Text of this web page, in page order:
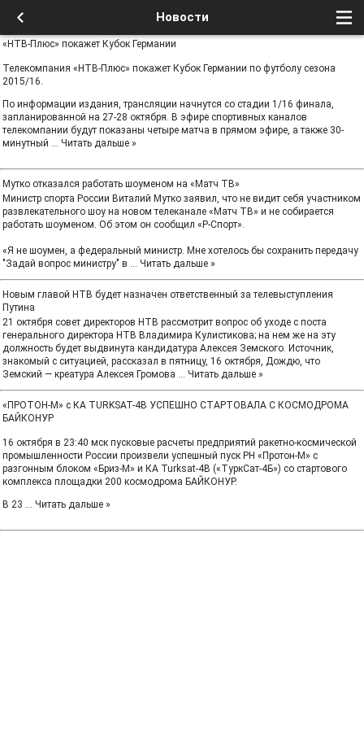
Новости
«НТВ-Плюс» покажет Кубок Германии
Телекомпания «НТВ-Плюс» покажет Кубок Германии по футболу сезона
2015/16.
По информации издания, трансляции начнутся со стадии 1/16 финала,
запланированной на 27-28 октября. В эфире спортивных каналов
телекомпании будут показаны четыре матча в прямом эфире, а также 30-
минутный ... Читать дальше »
Мутко отказался работать шоуменом на «Матч ТВ»
Министр спорта России Виталий Мутко заявил, что не видит себя участником
развлекательного шоу на новом телеканале «Матч ТВ» и не собирается
работать шоуменом. Об этом он сообщил «Р-Спорт».
«Я не шоумен, а федеральный министр. Мне хотелось бы сохранить передачу
"Задай вопрос министру" в ... Читать дальше »
Новым главой НТВ будет назначен ответственный за телевыступления
Путина
21 октября совет директоров НТВ рассмотрит вопрос об уходе с поста
генерального директора НТВ Владимира Кулистикова; на нем же на эту
должность будет выдвинута кандидатура Алексея Земского. Источник,
знакомый с ситуацией, рассказал в пятницу, 16 октября, Дождю, что
Земский — креатура Алексея Громова ... Читать дальше »
«ПРОТОН-М» с КА TURKSAT-4B УСПЕШНО СТАРТОВАЛА С КОСМОДРОМА
БАЙКОНУР
16 октября в 23:40 мск пусковые расчеты предприятий ракетно-космической
промышленности России произвели успешный пуск РН «Протон-М» с
разгонным блоком «Бриз-М» и КА Turksat-4B («ТуркСат-4Б») со стартового
комплекса площадки 200 космодрома БАЙКОНУР.
В 23 ... Читать дальше »